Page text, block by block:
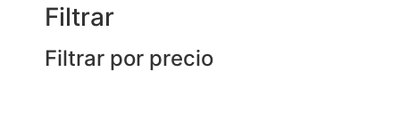
Filtrar
Filtrar por precio